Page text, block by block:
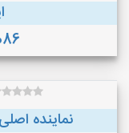
نماینده